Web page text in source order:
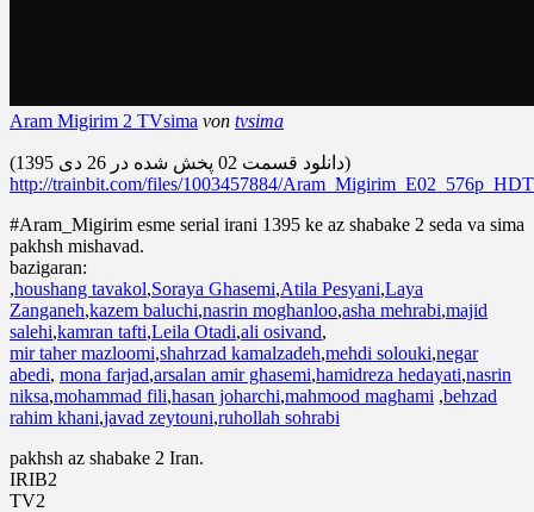
Aram Migirim 2 TVsima von tvsima
(دانلود قسمت 02 پخش شده در 26 دی 1395)
http://trainbit.com/files/1003457884/
#Aram_Migirim esme serial irani 1395 ke az shabake 2 seda va sima
pakhsh mishavad.
bazigaran:
,houshang tavakol,Soraya Ghasemi,Atila Pesyani,Laya
Zanganeh,kazem baluchi,nasrin moghanloo,asha mehrabi,majid
salehi,kamran tafti,Leila Otadi,ali osivand,
mir taher mazloomi,shahrzad kamalzadeh,mehdi solouki,negar
abedi, mona farjad,arsalan amir ghasemi,hamidreza hedayati,nasrin
niksa,mohammad fili,hasan joharchi,mahmood maghami ,behzad
rahim khani,javad zeytouni,ruhollah sohrabi
pakhsh az shabake 2 Iran.
IRIB2
TV2